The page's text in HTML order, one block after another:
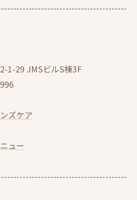
1-29 JMSビルS棟3F
ズケア
ュー